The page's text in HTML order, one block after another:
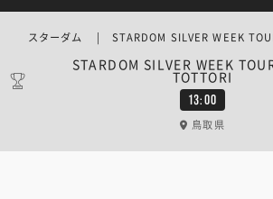
13:00
STARDOM SILVER WEEK
TOTTORI
スターダム | STARDOM SILVER WEEK
鳥取県